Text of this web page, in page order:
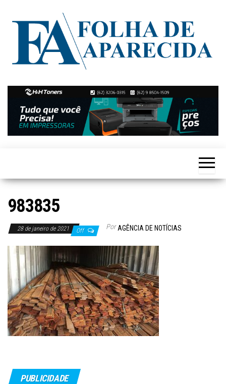
Folha de
Aparecida
Notícias
de
Aparecida
de
Goiânia
983835
28 de janeiro de 2021 Off Por AGÊNCIA DE NOTÍCIAS
PUBLICIDADE